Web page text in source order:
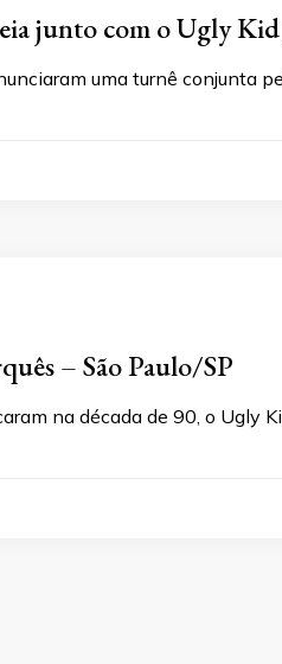
junto com o Ugly Kid
uma turnê conjunta
– São Paulo/SP
na década de 90, o Ugly